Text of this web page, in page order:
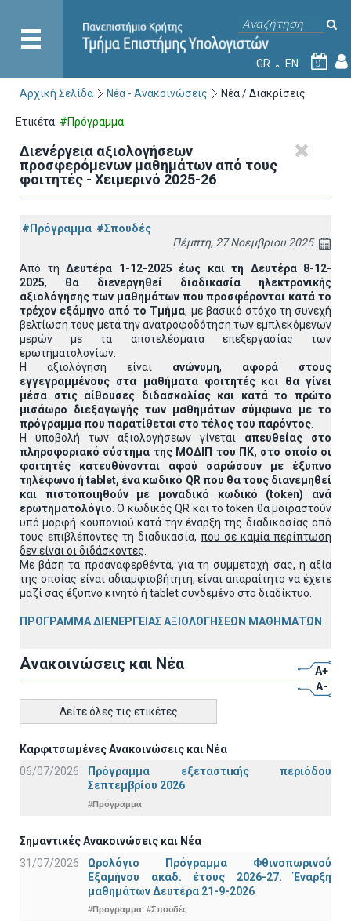
GR EN 9
Αρχική Σελίδα Νέα - Ανακοινώσεις Νέα / Διακρίσεις
Ετικέτα: #Πρόγραμμα
Διενέργεια αξιολογήσεων
προσφερόμενων μαθημάτων από τους
φοιτητές - Χειμερινό 2025-26
#Πρόγραμμα #Σπουδές
Πέμπτη, 27 Νοεμβρίου 2025
Από τη Δευτέρα 1-12-2025 έως και τη Δευτέρα 8-12-
2025,
θα διενεργηθεί διαδικασία ηλεκτρονικής
αξιολόγησης των μαθημάτων που προσφέρονται κατά το
τρέχον εξάμηνο από το Τμήμα, με βασικό στόχο τη συνεχή
βελτίωση τους μετά την ανατροφοδότηση των εμπλεκόμενων
μερών με τα αποτελέσματα επεξεργασίας των
ερωτηματολογίων.
Η αξιολόγηση είναι
ανώνυμη,
αφορά στους
εγγεγραμμένους στα μαθήματα φοιτητές και
θα γίνει
μέσα στις αίθουσες διδασκαλίας και κατά το πρώτο
μισάωρο διεξαγωγής των μαθημάτων σύμφωνα με το
πρόγραμμα που παρατίθεται στο τέλος του παρόντος
Η υποβολή των αξιολογήσεων γίνεται
απευθείας στο
πληροφοριακό σύστημα της ΜΟΔΙΠ του ΠΚ, στο οποίο οι
φοιτητές κατευθύνονται αφού σαρώσουν με έξυπνο
τηλέφωνο ή tablet, ένα κωδικό QR που θα τους διανεμηθεί
και πιστοποιηθούν με μοναδικό κωδικό (token) ανά
ερωτηματολόγιο . Ο κωδικός QR και το token θα μοιραστούν
υπό μορφή κουπονιού κατά την έναρξη της διαδικασίας από
τους επιβλέποντες τη διαδικασία, που σε καμία περίπτωση
δεν είναι οι διδάσκοντες
Με βάση τα προαναφερθέντα, για τη συμμετοχή σας, η αξία
της οποίας είναι αδιαμφισβήτητη, είναι απαραίτητο να έχετε
μαζί σας έξυπνο κινητό ή tablet συνδεμένο στο διαδίκτυο.
ΠΡΟΓΡΑΜΜΑ ΔΙΕΝΕΡΓΕΙΑΣ ΑΞΙΟΛΟΓΗΣΕΩΝ ΜΑΘΗΜΑΤΩΝ
Ανακοινώσεις και Νέα
A+
A-
Δείτε όλες τις ετικέτες
Καρφιτσωμένες Ανακοινώσεις και Νέα
06/07/2026
Πρόγραμμα εξεταστικής περιόδου
Σεπτεμβρίου 2026
#Πρόγραμμα
Σημαντικές Ανακοινώσεις και Νέα
31/07/2026
Ωρολόγιο Πρόγραμμα Φθινοπωρινού
Εξαμήνου ακαδ. έτους 2026-27. Έναρξη
μαθημάτων Δευτέρα 21-9-2026
#Πρόγραμμα #Σπουδές